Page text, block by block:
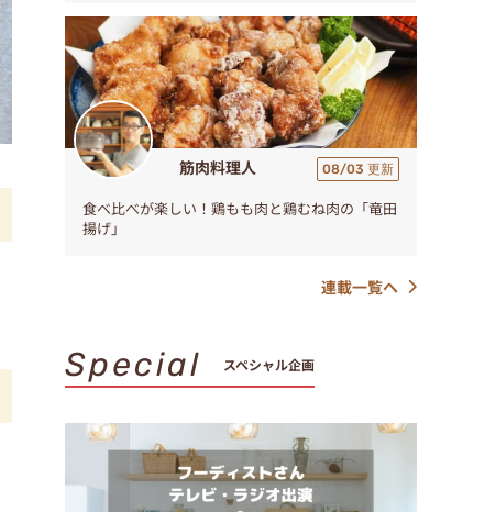
筋肉料理人 08/03 更新
食べ比べが楽しい！鶏もも肉と鶏むね肉の「竜田
揚げ」
連載一覧へ
Special スペシャル企画